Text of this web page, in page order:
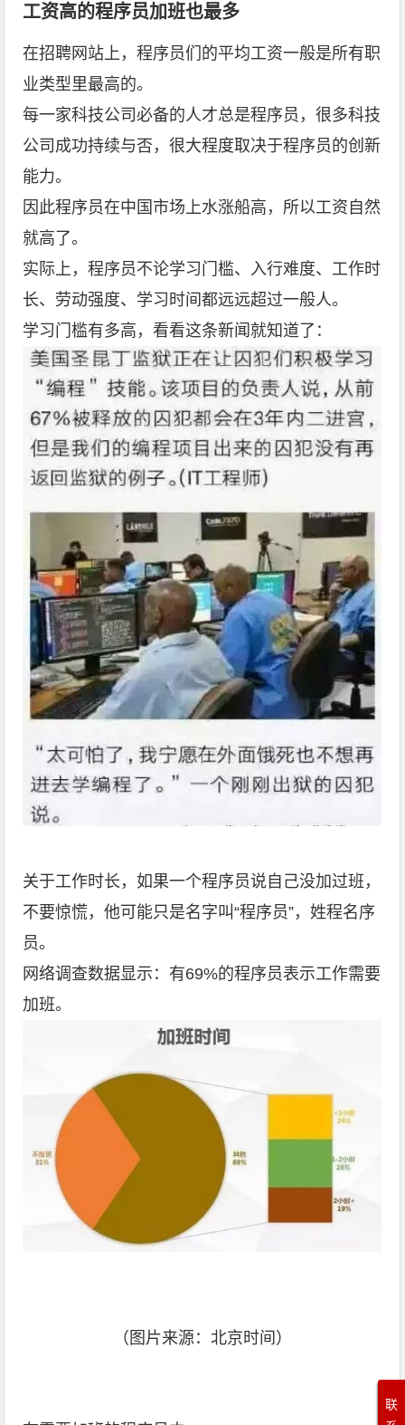
工资高的程序员加班也最多
在招聘网站上，程序员们的平均工资一般是所有职
业类型里最高的。
每一家科技公司必备的人才总是程序员，很多科技
公司成功持续与否，很大程度取决于程序员的创新
能力。
因此程序员在中国市场上水涨船高，所以工资自然
就高了。
实际上，程序员不论学习门槛、入行难度、工作时
长、劳动强度、学习时间都远远超过一般人。
学习门槛有多高，看看这条新闻就知道了：
关于工作时长，如果一个程序员说自己没加过班，
不要惊慌，他可能只是名字叫“程序员”，姓程名序
员。
网络调查数据显示：有69%的程序员表示工作需要
加班。
（图片来源：北京时间）
联